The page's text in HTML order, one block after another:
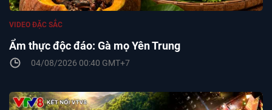
Ẩm thực độc đáo: Gà mọ Yên Trung
VIDEO ĐẶC SẮC
04/08/2026 00:40 GMT+7